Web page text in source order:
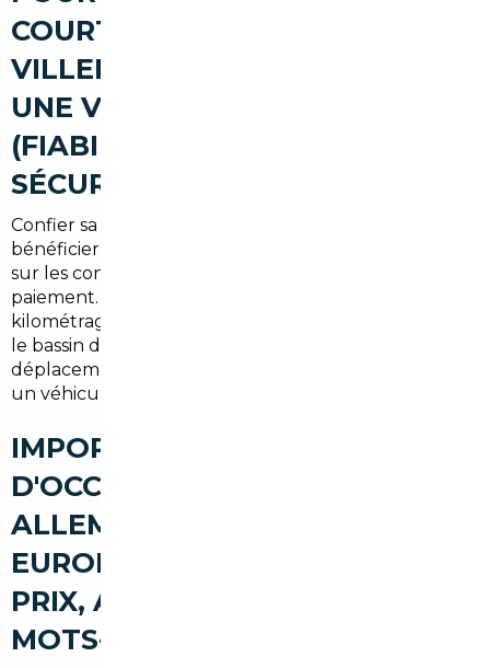
COURTIER AUTOMOBILE À
VILLEPREUX POUR ACHETER
UNE VOITURE D'OCCASION
(FIABILITÉ, AVANTAGES,
SÉCURISATION)
Confier sa recherche à un courtier local, c'est
bénéficier d'un réseau en Europe, d'une expertise
sur les contrôles techniques et d'une sécurisation du
paiement. Le courtier vérifie l'historique, contrôle le
kilométrage et négocie les prix. À Villepreux et dans
le bassin de Saint-Quentin-en-Yvelines, cela évite les
déplacements inutiles et réduit le risque d'acheter
un véhicule non conforme.
IMPORT DE VOITURES
D'OCCASION À VILLEPREUX :
ALLEMAGNE, BELGIQUE ET
EUROPE (DIFFÉRENCES DE
PRIX, AVANTAGES. PLACER
MOTS-CLÉS)